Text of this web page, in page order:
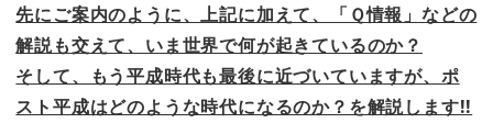
先にご案内のように、上記に加えて、「Ｑ情報」などの
解説も交えて、いま世界で何が起きているのか？
そして、もう平成時代も最後に近づいていますが、ポ
スト平成はどのような時代になるのか？を解説します!!